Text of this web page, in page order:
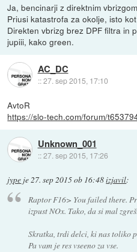
Ja, bencinarji z direktnim
Priusi katastrofa za okolje, isto
Direkten vbrizg brez DPF filtra in
jupiii, kako green.
AC_DC
::27. sep 2015, 17:10
AvtoR
https://slo-tech.com/forum/
Unknown_001
::27. sep 2015, 17:26
jype je27. sep 2015 ob 16:48izjavil:
Raptor F16> You failed there.
izpust NOx. Tako, da si mal
Skratka, trdi delci, ki nas toliko
Pa vam je res vseeno za vse.